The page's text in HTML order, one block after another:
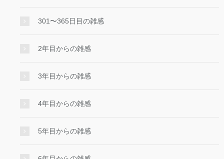
301〜365日目の雑感
2年目からの雑感
3年目からの雑感
4年目からの雑感
5年目からの雑感